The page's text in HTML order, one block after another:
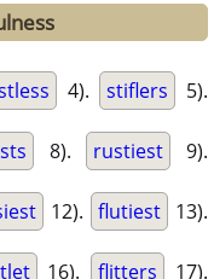
4). stiflers 5).
8). rustiest 9).
12). flutiest 13).
16). flitters 17).